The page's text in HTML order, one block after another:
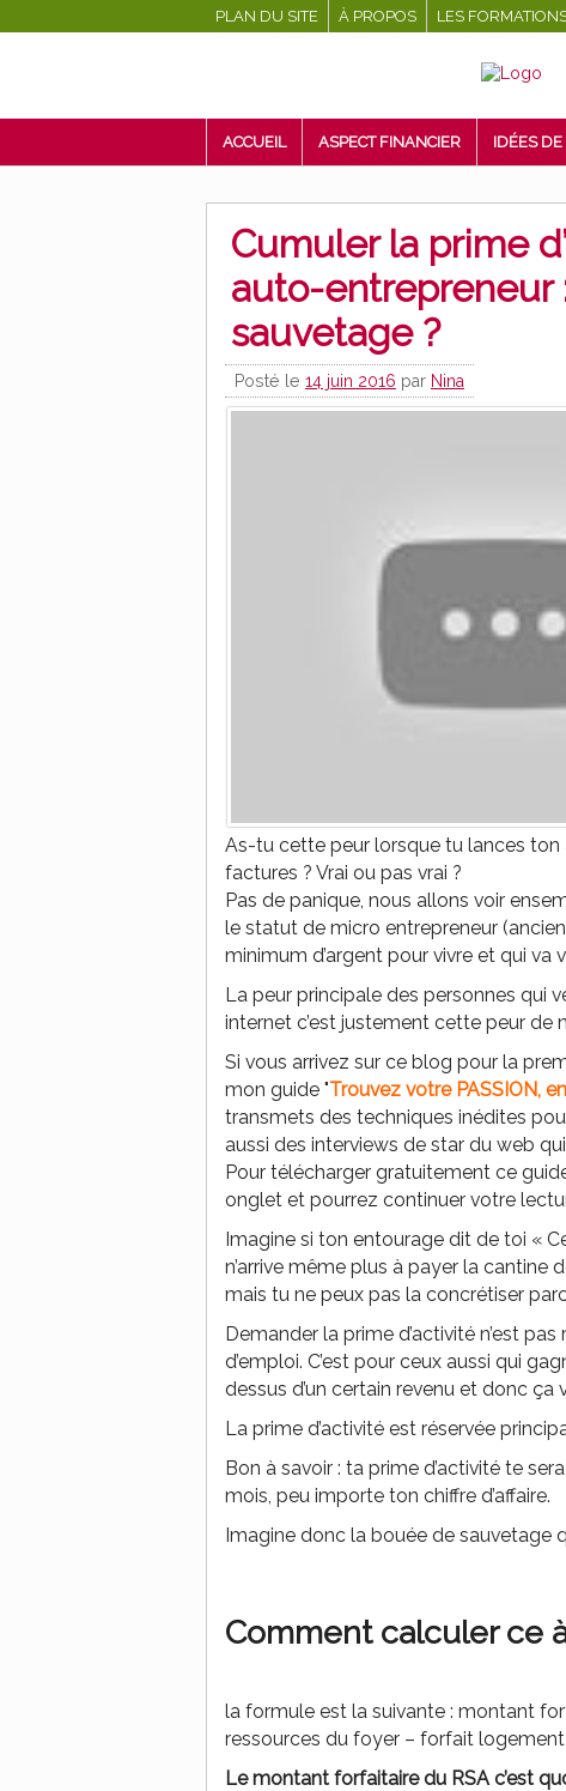
PLAN DU SITE À PROPOS LES
ACCUEIL ASPECT FINANCIER IDÉES
Cumuler la prime
auto-entrepreneur
sauvetage ?
Posté le 14 juin 2016 par Nina
As-tu cette peur lorsque tu lances ton
factures ? Vrai ou pas vrai ?
Pas de panique, nous allons voir
le statut de micro entrepreneur
minimum d’argent pour vivre et qui va
La peur principale des personnes qui
internet c’est justement cette peur de
Si vous arrivez sur ce blog pour la
mon guide "Trouvez votre PASSION,
transmets des techniques inédites
aussi des interviews de star du web
Pour télécharger gratuitement ce
onglet et pourrez continuer votre
Imagine si ton entourage dit de toi «
n’arrive même plus à payer la cantine
mais tu ne peux pas la concrétiser
Demander la prime d’activité n’est
d’emploi. C’est pour ceux aussi qui
dessus d’un certain revenu et donc ça
La prime d’activité est réservée
Bon à savoir : ta prime d’activité te
mois, peu importe ton chiffre d’affaire.
Imagine donc la bouée de sauvetage
Comment calculer ce
la formule est la suivante : montant
ressources du foyer – forfait logement
Le montant forfaitaire du RSA c’est